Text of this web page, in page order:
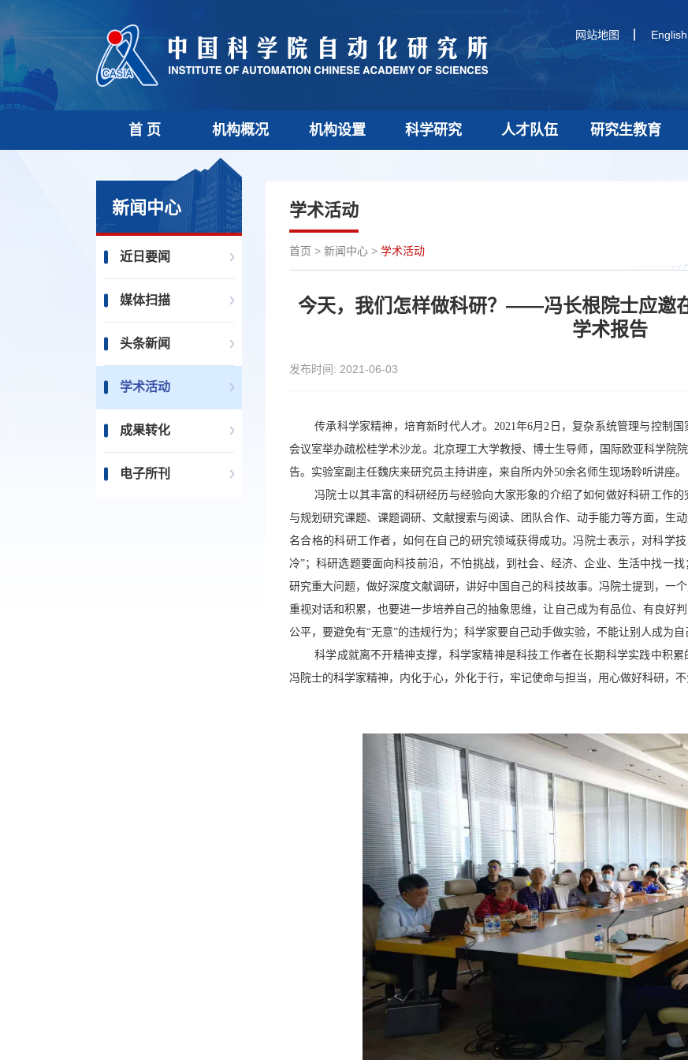
网站地图 English
首 页 机构概况 机构设置 科学研究 人才队伍 研究生教育
新闻中心
近日要闻
媒体扫描
头条新闻
学术活动
成果转化
电子所刊
学术活动
首页 > 新闻中心> 学术活动
今天，我们怎样做科研？——冯长根院士应邀
学术报告
发布时间: 2021-06-03
传承科学家精神，培育新时代人才。 2021年6月2 日，复杂系统管理与控制
会议室举办疏松桂学术沙龙。北京理工大学教授、博士生导师，国际欧亚科学院
告。实验室副主任魏庆来研究员主持讲座，来自所内外50余名师生现场聆听讲座。
冯院士以其丰富的科研经历与经验向大家形象的介绍了如何做好科研工作
与规划研究课题、课题调研、文献搜索与阅读、团队合作、动手能力等方面，生
名合格的科研工作者，如何在自己的研究领域获得成功。冯院士表示 ，对科学
冷”；科研选题要面向科技前沿，不怕挑战，到社会、经济、企业、生活中找一
研究重大问题，做好深度文献调研，讲好中国自己的科技故事。冯院士提到，一
重视对话和积累，也要进一步培养自己的抽象思维，让自己成为有品位、有良好
公平，要避免有“无意”的违规行为；科学家要自己动手做实验，不能让别人成为自
科学成就离不开精神支撑，科学家精神是科技工作者在长期科学实践中积
冯院士的科学家精神，内化于心，外化于行，牢记使命与担当，用心做好科研，不